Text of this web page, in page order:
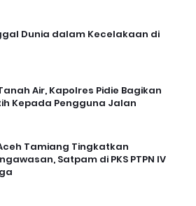
Dunia dalam Kecelakaan di
Air, Kapolres Pidie Bagikan
Kepada Pengguna Jalan
Tamiang Tingkatkan
Satpam di PKS PTPN IV